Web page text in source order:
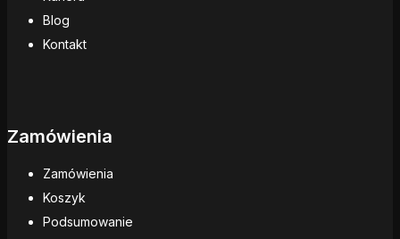
Blog
Kontakt
Zamówienia
Zamówienia
Koszyk
Podsumowanie